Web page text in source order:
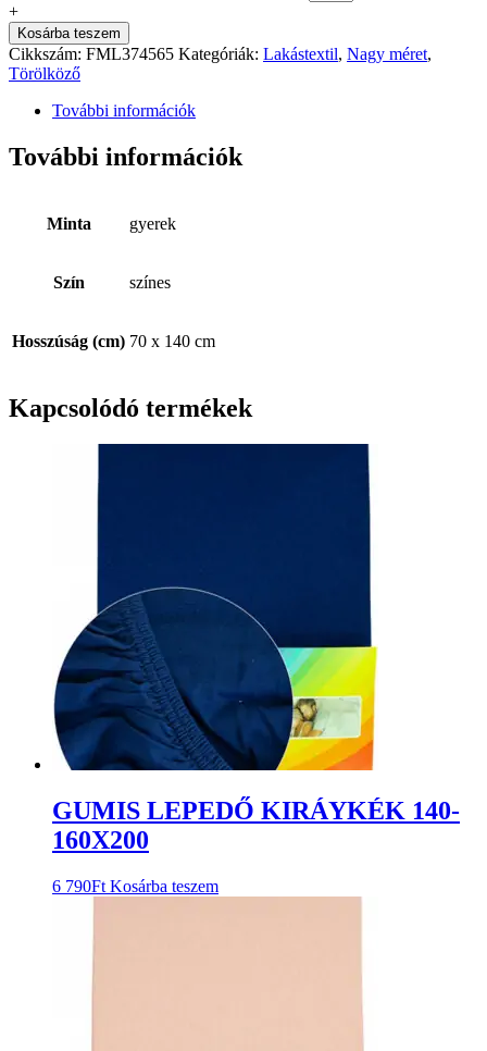
+
Kosárba teszem
Cikkszám: FML374565 Kategóriák: Lakástextil, Nagy méret,
Törölköző
További információk
További információk
Minta gyerek
Szín színes
Hosszúság (cm) 70 x 140 cm
Kapcsolódó termékek
GUMIS LEPEDŐ KIRÁYKÉK 140-
160X200
6 790Ft Kosárba teszem